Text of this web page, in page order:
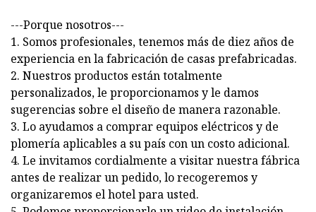
---Porque nosotros---
1. Somos profesionales, tenemos más de diez años de
experiencia en la fabricación de casas prefabricadas.
2. Nuestros productos están totalmente
personalizados, le proporcionamos y le damos
sugerencias sobre el diseño de manera razonable.
3. Lo ayudamos a comprar equipos eléctricos y de
plomería aplicables a su país con un costo adicional.
4. Le invitamos cordialmente a visitar nuestra fábrica
antes de realizar un pedido, lo recogeremos y
organizaremos el hotel para usted.